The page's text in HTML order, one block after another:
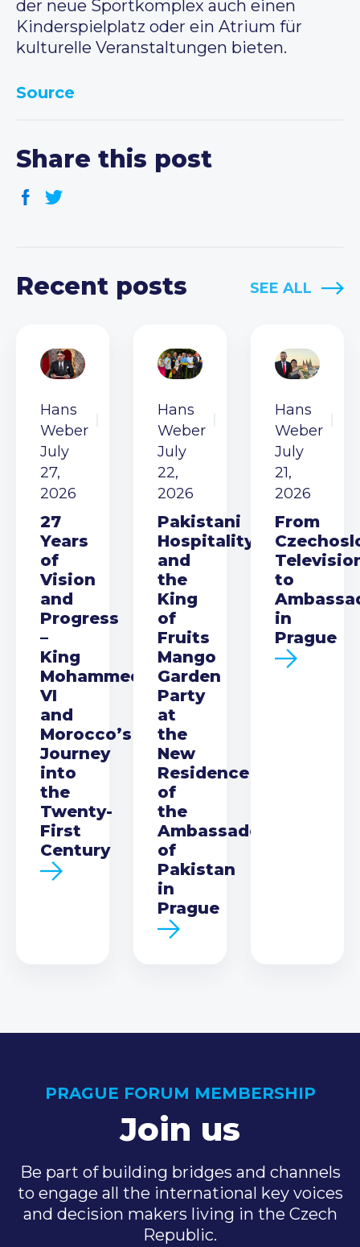
der neue Sportkomplex auch einen
Kinderspielplatz oder ein Atrium für
kulturelle Veranstaltungen bieten.
Source
Share this post
Recent posts SEE ALL
Hans
Weber
July
27,
2026
27
Years
of
Vision
and
Progress
–
King
Mohammed
VI
and
Morocco’s
Journey
into
the
Twenty-
First
Century
Hans
Weber
July
22,
2026
Pakistani
Hospitality
and
the
King
of
Fruits
Mango
Garden
Party
at
the
New
Residence
of
the
Ambassador
of
Pakistan
in
Prague
Hans
Weber
July
21,
2026
From
to
in
Prague
PRAGUE FORUM MEMBERSHIP
Join us
Be part of building bridges and channels
to engage all the international key voices
and decision makers living in the Czech
Republic.